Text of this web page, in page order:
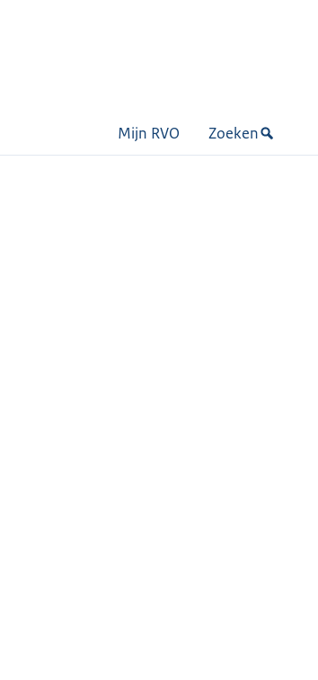
Mijn RVO Zoeken